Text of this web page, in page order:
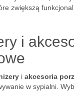
zwiększą
i
i akcesoria
w sypialni.